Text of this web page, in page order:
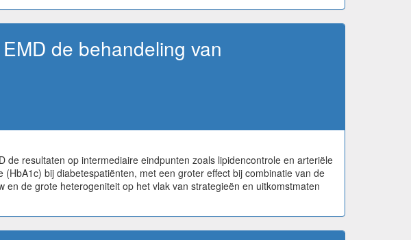
de behandeling van
resultaten op intermediaire eindpunten zoals lipidencontrole en arteriële
bij diabetespatiënten, met een groter effect bij combinatie van de
de grote heterogeniteit op het vlak van strategieën en uitkomstmaten